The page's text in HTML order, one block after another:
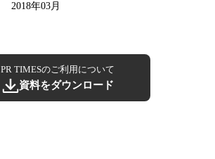
2018年03月
PR TIMESのご利用について
資料をダウンロード